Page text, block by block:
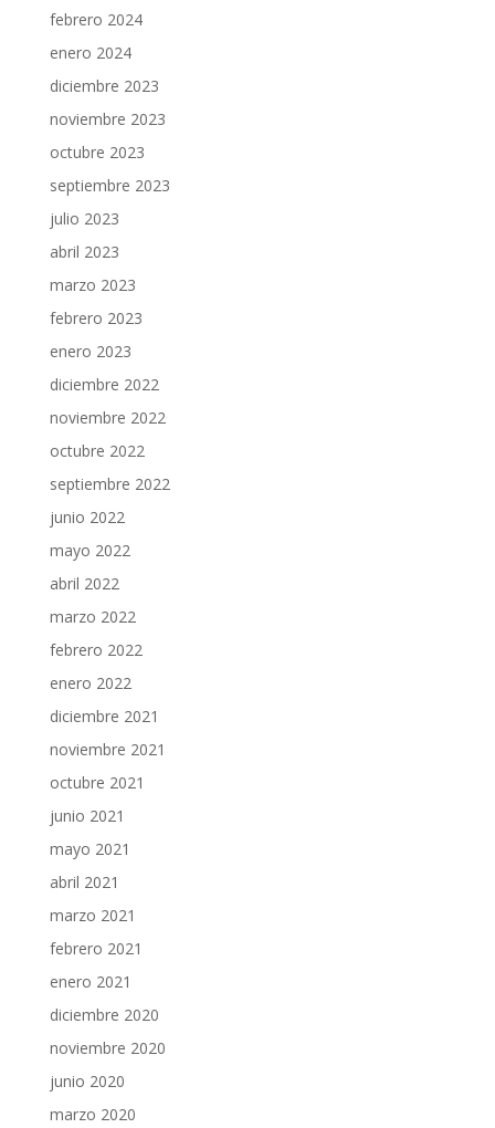
febrero 2024
enero 2024
diciembre 2023
noviembre 2023
octubre 2023
septiembre 2023
julio 2023
abril 2023
marzo 2023
febrero 2023
enero 2023
diciembre 2022
noviembre 2022
octubre 2022
septiembre 2022
junio 2022
mayo 2022
abril 2022
marzo 2022
febrero 2022
enero 2022
diciembre 2021
noviembre 2021
octubre 2021
junio 2021
mayo 2021
abril 2021
marzo 2021
febrero 2021
enero 2021
diciembre 2020
noviembre 2020
junio 2020
marzo 2020